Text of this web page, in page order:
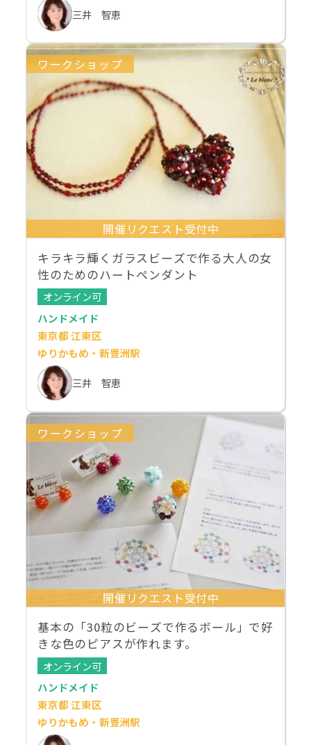
三井 智恵
ワークショップ
開催リクエスト受付中
キラキラ輝くガラスビーズで作る大人の女
性のためのハートペンダント
オンライン可
ハンドメイド
東京都 江東区
ゆりかもめ・新豊洲駅
三井 智恵
ワークショップ
開催リクエスト受付中
基本の「30粒のビーズで作るボール」で好
きな色のピアスが作れます。
オンライン可
ハンドメイド
東京都 江東区
ゆりかもめ・新豊洲駅